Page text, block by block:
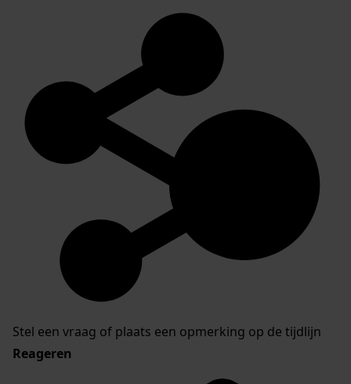
Stel een vraag of plaats een opmerking op de tijdlijn
Reageren